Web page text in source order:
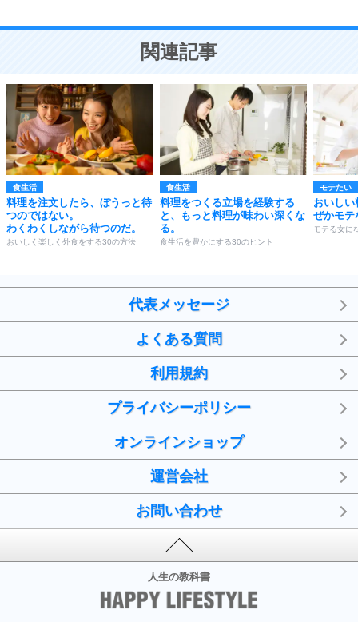
ことが大切。
関連記事
食生活
料理を注文したら、ぼうっと待
つのではない。
わくわくしながら待つのだ。
おいしく楽しく外食をする30の方法
食生活
料理をつくる立場を経験する
と、もっと料理が味わい深くな
る。
食生活を豊かにする30のヒント
モテたい
おいし
ぜかモテ
モテる女に
代表メッセージ
よくある質問
利用規約
プライバシーポリシー
オンラインショップ
運営会社
お問い合わせ
人生の教科書